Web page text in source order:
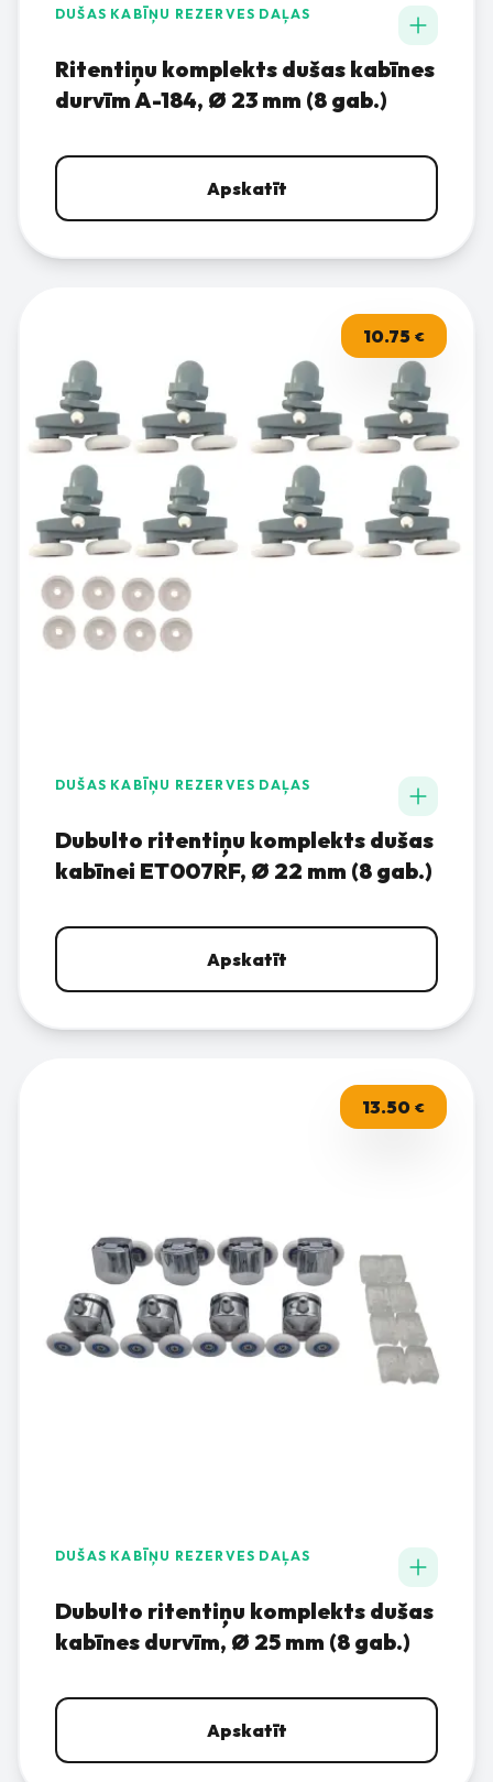
DUŠAS KABĪŅU REZERVES DAĻAS
Ritentiņu komplekts dušas kabīnes
durvīm A-184, Ø 23 mm (8 gab.)
Apskatīt
10.75 €
DUŠAS KABĪŅU REZERVES DAĻAS
Dubulto ritentiņu komplekts dušas
kabīnei ET007RF, Ø 22 mm (8 gab.)
Apskatīt
13.50 €
DUŠAS KABĪŅU REZERVES DAĻAS
Dubulto ritentiņu komplekts dušas
kabīnes durvīm, Ø 25 mm (8 gab.)
Apskatīt